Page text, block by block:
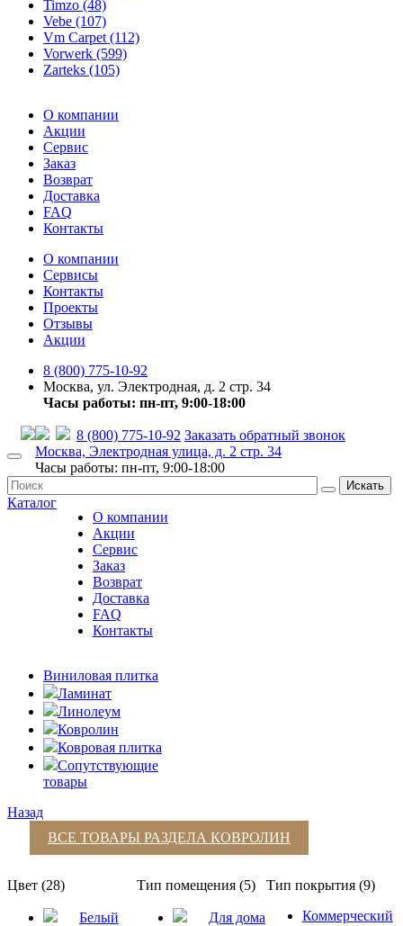
Timzo (48)
Vebe (107)
Vm Carpet (112)
Vorwerk (599)
Zarteks (105)
О компании
Акции
Сервис
Заказ
Возврат
Доставка
FAQ
Контакты
О компании
Сервисы
Контакты
Проекты
Отзывы
Акции
8 (800) 775-10-92
Москва, ул. Электродная, д. 2 стр. 34
Часы работы: пн-пт, 9:00-18:00
8 (800) 775-10-92 Заказать обратный звонок
Москва, Электродная улица, д. 2 стр. 34
Часы работы: пн-пт, 9:00-18:00
Искать
Каталог
О компании
Акции
Сервис
Заказ
Возврат
Доставка
FAQ
Контакты
Виниловая плитка
Ламинат
Линолеум
Ковролин
Ковровая плитка
Сопутствующие
товары
Назад
ВСЕ ТОВАРЫ РАЗДЕЛА КОВРОЛИН
Цвет (28)
Белый
Тип помещения (5)
Для дома
Тип покрытия (9)
Коммерческий